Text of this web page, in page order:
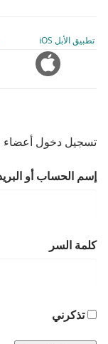
تطبيق الأبل iOS
تسجيل دخول أعضاء MEMBER’S LOGIN
إسم الحساب أو
كلمة السر
تذكرني